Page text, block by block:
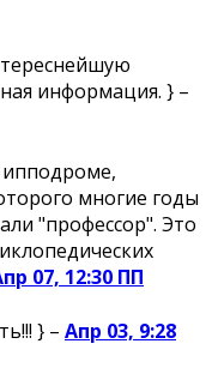
информация. } –
многие годы
"профессор". Это
07, 12:30 ПП
} – Апр 03, 9:28